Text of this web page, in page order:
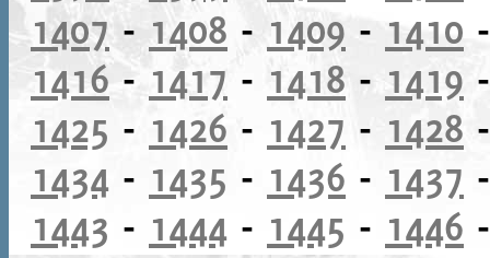
1407- 1408 - 1409 - 1410
1416- 1417 - 1418 - 1419
1425 - 1426 - 1427 - 1428
1434 - 1435 - 1436 - 1437
1443 - 1444 - 1445 - 1446